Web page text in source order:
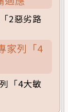
2惡劣路
「4大敏